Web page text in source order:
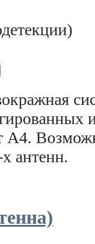
А4.
антенн.